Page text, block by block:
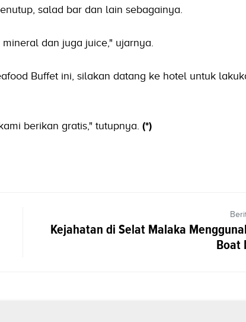
salad bar dan lain sebagainya.
dan juga juice," ujarnya.
Buffet ini, silakan datang ke hotel untuk
berikan gratis," tutupnya. (*)
Kejahatan di Selat Malaka
Boat